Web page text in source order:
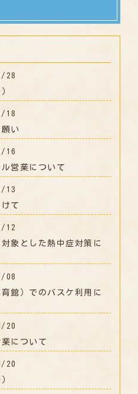
28
18
い
16
営業について
13
て
12
象とした熱中症対策に
08
館）でのバスケ利用に
20
について
20